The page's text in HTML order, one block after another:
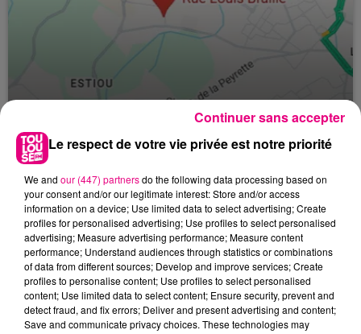
24 juillet 2026
Incendie à Plaisance-du-Touch : des
habitations évacuées face à...
Le respect de votre vie privée est notre priorité
We and our (447) partnersdo the following data processing based on
your consent and/or our legitimate interest: Store and/or access
information on a device; Use limited data to select advertising; Create
profiles for personalised advertising; Use profiles to select personalised
advertising; Measure advertising performance; Measure content
performance; Understand audiences through statistics or combinations
of data from different sources; Develop and improve services; Create
profiles to personalise content; Use profiles to select personalised
content; Use limited data to select content; Ensure security, prevent and
detect fraud, and fix errors; Deliver and present advertising and content;
Save and communicate privacy choices. These technologies may
Continuer sans accepter